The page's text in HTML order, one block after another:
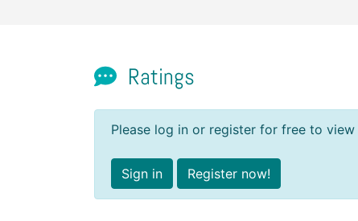
Ratings
Please log in or register for free to
Sign in Register now!